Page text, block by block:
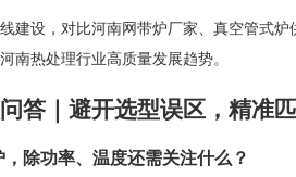
建设，对比河南网带炉厂家、真空管式
南热处理行业高质量发展趋势。
答｜避开选型误区，精准
除功率、温度还需关注什么？